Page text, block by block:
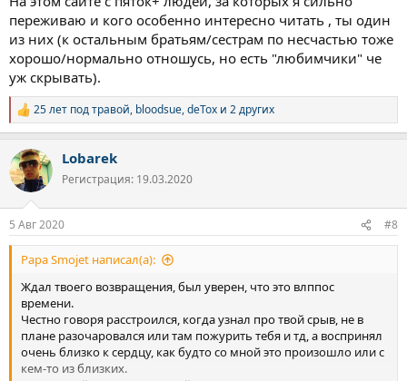
переживаю и кого особенно интересно читать , ты один
из них (к остальным братьям/сестрам по несчастью тоже
хорошо/нормально отношусь, но есть "любимчики" че
уж скрывать).
Р
е
к
ц
и
25 лет под травой, bloodsue,deTox и 2 других
Lobarek
Регистрация: 19.03.2020
5 Авг 2020 #8
Papa Smojet написал(а):
Ждал твоего возвращения, был уверен, что это влппос
времени.
Честно говоря расстроился, когда узнал про твой срыв, не в
плане разочаровался или там пожурить тебя и тд, а воспринял
очень близко к сердцу, как будто со мной это произошло или с
кем-то из близких.